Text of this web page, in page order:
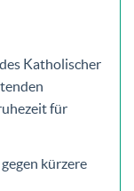
Katholischer
für
kürzere